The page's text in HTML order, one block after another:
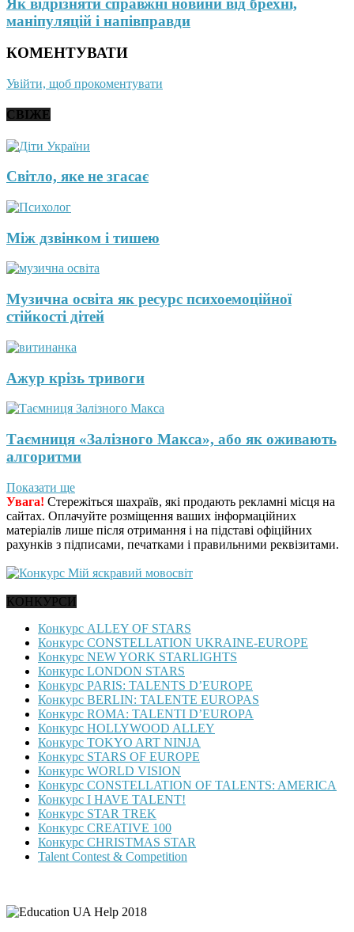
маніпуляцій і напівправди
КОМЕНТУВАТИ
Увійти, щоб прокоментувати
СВІЖЕ
Світло, яке не згасає
Між дзвінком і тишею
Музична освіта як ресурс психоемоційної
стійкості дітей
Ажур крізь тривоги
Таємниця «Залізного Макса», або як оживають
алгоритми
Показати ще
Увага! Стережіться шахраїв, які продають рекламні місця на
сайтах. Оплачуйте розміщення ваших інформаційних
матеріалів лише після отримання і на підставі офіційних
рахунків з підписами, печатками і правильними реквізитами.
КОНКУРСИ
Конкурс ALLEY OF STARS
Конкурс CONSTELLATION UKRAINE-EUROPE
Конкурс NEW YORK STARLIGHTS
Конкурс LONDON STARS
Конкурс PARIS: TALENTS D’EUROPE
Конкурс BERLIN: TALENTE EUROPAS
Конкурс ROMA: TALENTI D’EUROPA
Конкурс HOLLYWOOD ALLEY
Конкурс TOKYO ART NINJA
Конкурс STARS OF EUROPE
Конкурс WORLD VISION
Конкурс CONSTELLATION OF TALENTS: AMERICA
Конкурс I HAVE TALENT!
Конкурс STAR TREK
Конкурс CREATIVE 100
Конкурс CHRISTMAS STAR
Talent Contest & Competition